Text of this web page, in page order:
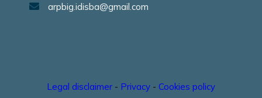
arpbig.idisba@gmail.com
Legal disclaimer - Privacy - Cookies policy